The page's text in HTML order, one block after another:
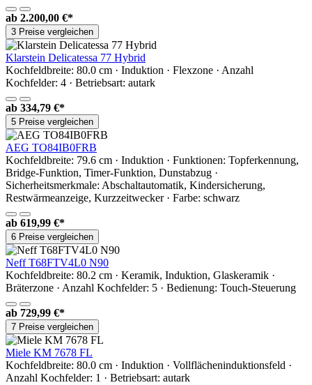
ab 2.200,00 €*
3 Preise vergleichen
Klarstein Delicatessa 77 Hybrid
Kochfeldbreite: 80.0 cm · Induktion · Flexzone · Anzahl
Kochfelder: 4 · Betriebsart: autark
ab 334,79 €*
5 Preise vergleichen
AEG TO84IB0FRB
Kochfeldbreite: 79.6 cm · Induktion · Funktionen: Topferkennung,
Bridge-Funktion, Timer-Funktion, Dunstabzug ·
Sicherheitsmerkmale: Abschaltautomatik, Kindersicherung,
Restwärmeanzeige, Kurzzeitwecker · Farbe: schwarz
ab 619,99 €*
6 Preise vergleichen
Neff T68FTV4L0 N90
Kochfeldbreite: 80.2 cm · Keramik, Induktion, Glaskeramik ·
Bräterzone · Anzahl Kochfelder: 5 · Bedienung: Touch-Steuerung
ab 729,99 €*
7 Preise vergleichen
Miele KM 7678 FL
Kochfeldbreite: 80.0 cm · Induktion · Vollflächeninduktionsfeld ·
Anzahl Kochfelder: 1 · Betriebsart: autark